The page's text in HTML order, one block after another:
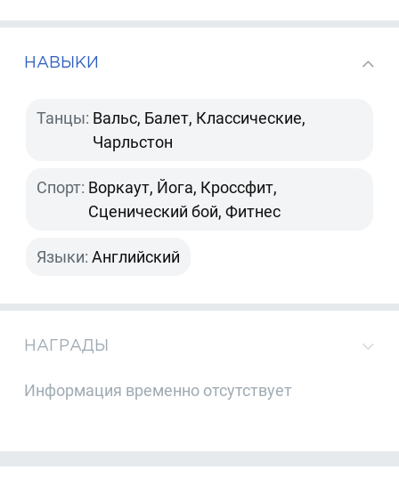
НАВЫКИ
Танцы: Вальс, Балет, Классические,
Чарльстон
Спорт: Воркаут, Йога, Кроссфит,
Сценический бой, Фитнес
Языки: Английский
НАГРАДЫ
Информация временно отсутствует